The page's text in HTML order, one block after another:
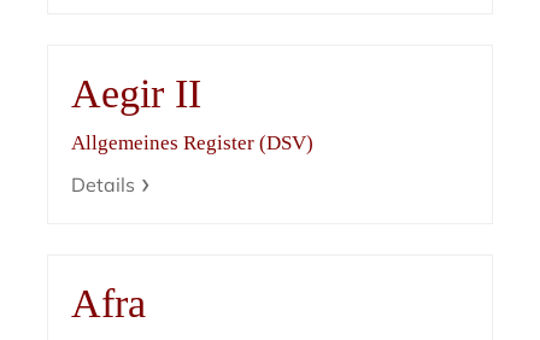
Aegir II
Allgemeines Register (DSV)
Details
Afra